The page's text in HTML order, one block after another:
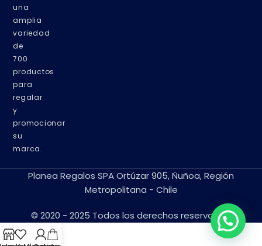
una
amplia
variedad
de
700
productos
para
regalar
y
promocionar
su
marca.
Planea Regalos SPA Ortúzar 905, Ñuñoa, Región
Metropolitana - Chile
© 2020 - 2025 Todos los derechos reservados.